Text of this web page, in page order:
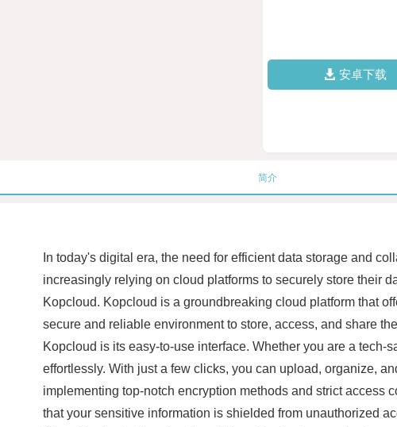
安卓下载
简介
In today's digital era, the need for efficient data storage and
increasingly relying on cloud platforms to securely store their
Kopcloud. Kopcloud is a groundbreaking cloud platform that
secure and reliable environment to store, access, and share
Kopcloud is its easy-to-use interface. Whether you are a
effortlessly. With just a few clicks, you can upload, organize,
implementing top-notch encryption methods and strict access
that your sensitive information is shielded from unauthorized